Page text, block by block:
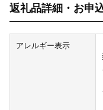
返礼品詳細・お申
アレルギー表示